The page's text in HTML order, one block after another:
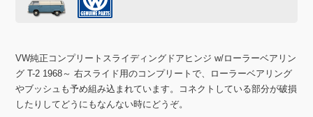
VW純正コンプリートスライディングドアヒンジ w/ローラーベアリン
グ T-2 1968～ 右スライド用のコンプリートで、ローラーベアリング
やブッシュも予め組み込まれています。コネクトしている部分が破損
したりしてどうにもなんない時にどうぞ。